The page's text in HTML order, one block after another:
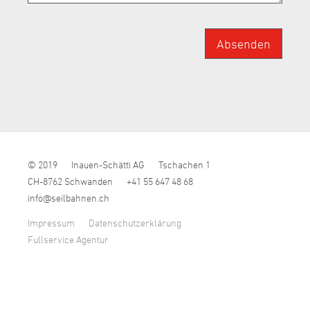
Absenden
© 2019 Inauen-Schätti AG
Tschachen 1
CH-8762 Schwanden
+41 55 647 48 68
nf
s lb hn n ch
Impressum
Datenschutzerklärung
Fullservice Agentur